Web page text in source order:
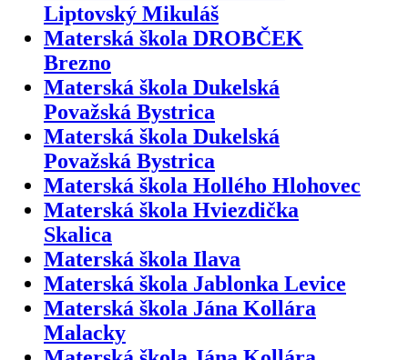
Liptovský Mikuláš
Materská škola DROBČEK
Brezno
Materská škola Dukelská
Považská Bystrica
Materská škola Dukelská
Považská Bystrica
Materská škola Hollého Hlohovec
Materská škola Hviezdička
Skalica
Materská škola Ilava
Materská škola Jablonka Levice
Materská škola Jána Kollára
Malacky